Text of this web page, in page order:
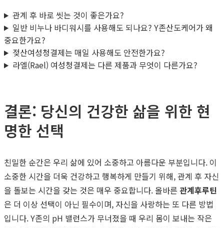
관계 후 바로 씻는 것이 좋은가요?
일반 비누나 바디워시를 사용해도 되나요? Y존산도케어가 왜
중요한가요?
젖산여성청결제는 매일 사용해도 안전한가요?
라엘(Rael) 여성청결제는 다른 제품과 무엇이 다른가요?
결론: 당신의 건강한 삶을 위한 현
명한 선택
친밀한 순간은 우리 삶에 있어 소중하고 아름다운 부분입니다. 이
소중한 시간을 더욱 건강하고 행복하게 만들기 위해, 관계 후 자신
을 돌보는 시간을 갖는 것은 매우 중요합니다. 올바른 관계후루틴
은 더 이상 선택이 아닌 필수이며, 자신을 사랑하는 또 다른 방법
입니다. Y존의 pH 밸런스가 무너졌을 때 우리 몸이 보내는 작은